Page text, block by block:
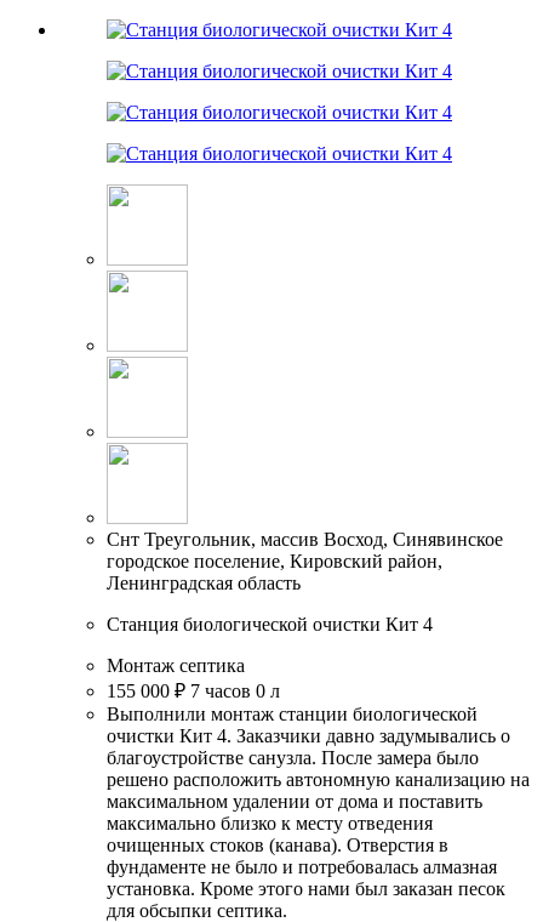
Снт Треугольник, массив Восход, Синявинское
городское поселение, Кировский район,
Ленинградская область
Станция биологической очистки Кит 4
Монтаж септика
155 000 ₽ 7 часов 0 л
Выполнили монтаж станции биологической
очистки Кит 4. Заказчики давно задумывались о
благоустройстве санузла. После замера было
решено расположить автономную канализацию на
максимальном удалении от дома и поставить
максимально близко к месту отведения
очищенных стоков (канава). Отверстия в
фундаменте не было и потребовалась алмазная
установка. Кроме этого нами был заказан песок
для обсыпки септика.